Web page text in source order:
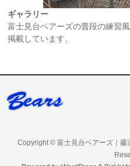
ギャラリー
富士見台ベアーズの普段の練習
掲載しています。
Copyright ©富士見台ベアーズ｜藤